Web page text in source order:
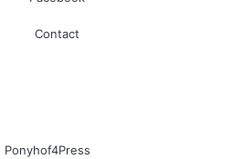
Contact
Ponyhof4Press